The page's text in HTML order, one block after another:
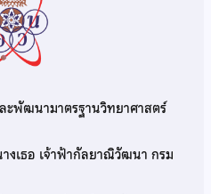
ะพัฒนามาตรฐานวิทยาศาสตร์
งเธอ เจ้าฟ้ากัลยาณิวัฒนา กรม